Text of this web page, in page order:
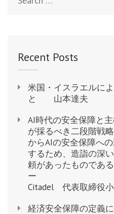
Recent Posts
米国・イスラエルに
と 山本達夫
AI時代の安全保障と
が採るべき二段階戦
からAIの安全保障へ
するため、造詣の深
頼があったものである
ー 佐藤達
Citadel 代表取締役
経済安全保障の定